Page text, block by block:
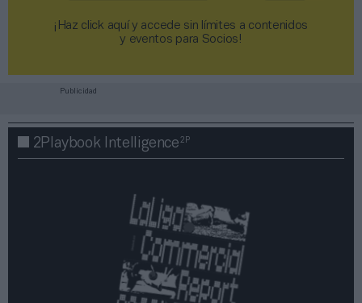
¡Haz click aquí y accede sin límites a contenidos
y eventos para Socios!​​​​​​​
Publicidad
2Playbook Intelligence2P